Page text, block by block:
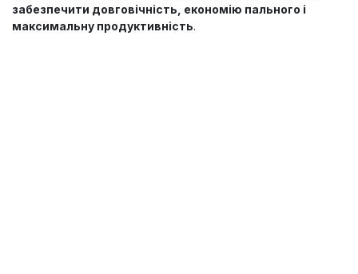
забезпечити довговічність, економію пального і
максимальну продуктивність.